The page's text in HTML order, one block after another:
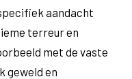
aandacht
terreur en
met de vaste
geweld en